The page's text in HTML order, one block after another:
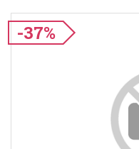
-37%